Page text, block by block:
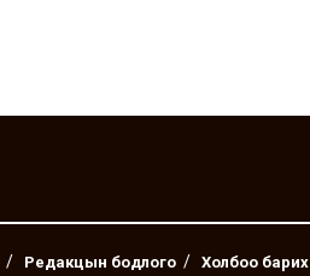
Редакцын бодлого Холбоо барих